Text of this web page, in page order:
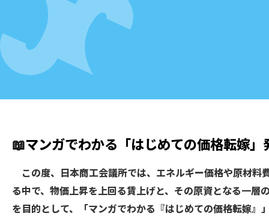
📖マンガでわかる「はじめての価格転嫁」
この度、日本商工会議所では、エネルギー価格や原材料
る中で、物価上昇を上回る賃上げと、その原資となる一層
を目的として、「マンガでわかる『はじめての価格転嫁